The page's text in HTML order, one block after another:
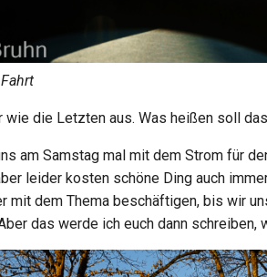
wie die Letzten aus. Was heißen soll
am Samstag mal mit dem Strom für
leider kosten schöne Ding auch
mit dem Thema beschäftigen, bis wir
das werde ich euch dann schreiben,